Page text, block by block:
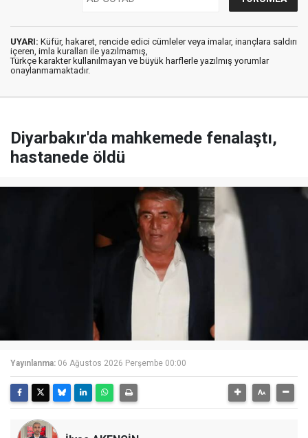
UYARI: Küfür, hakaret, rencide edici cümleler veya imalar, inançlara saldırı
içeren, imla kuralları ile yazılmamış,
Türkçe karakter kullanılmayan ve büyük harflerle yazılmış yorumlar
onaylanmamaktadır.
Diyarbakır'da mahkemede fenalaştı,
hastanede öldü
Yayınlanma: 06 Ağustos 2026 Perşembe 00:00